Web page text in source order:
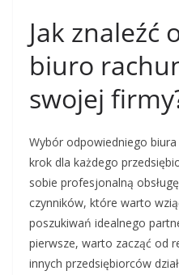
Jak znaleźć
biuro
swojej
Wybór odpowiedniego
krok dla każdego
sobie profesjonalną
czynników, które warto
poszukiwań idealnego
pierwsze, warto zacząć od
innych przedsiębiorców